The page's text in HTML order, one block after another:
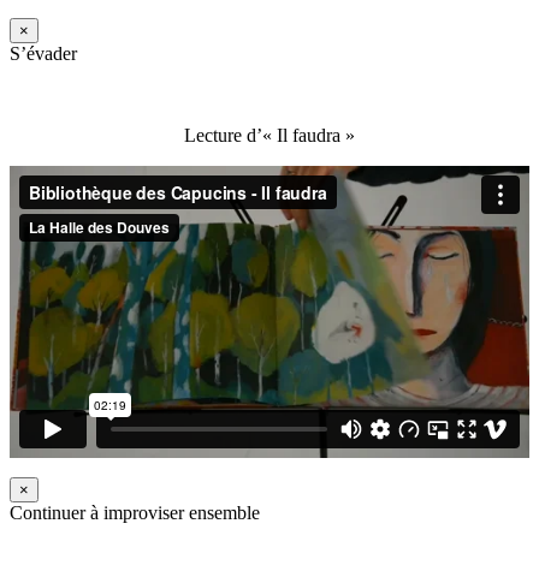
×
S’évader
Lecture d’« Il faudra »
×
Continuer à improviser ensemble